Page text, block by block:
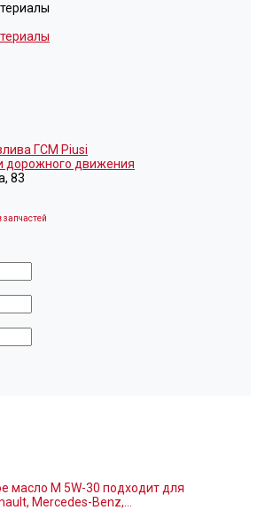
ГСМ Piusi
дорожного движения
83
масло M 5W-30 подходит для
Mercedes-Benz,…